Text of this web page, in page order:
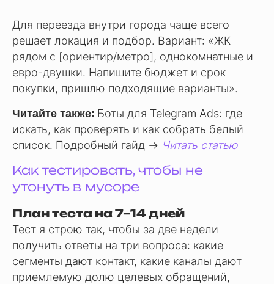
Для переезда внутри города чаще всего
решает локация и подбор. Вариант: «ЖК
рядом с [ориентир/метро], однокомнатные и
евро-двушки. Напишите бюджет и срок
покупки, пришлю подходящие варианты».
Читайте также: Боты для Telegram Ads: где
искать, как проверять и как собрать белый
список. Подробный гайд → Читать статью
Как тестировать, чтобы не
утонуть в мусоре
План теста на 7–14 дней
Тест я строю так, чтобы за две недели
получить ответы на три вопроса: какие
сегменты дают контакт, какие каналы дают
приемлемую долю целевых обращений,